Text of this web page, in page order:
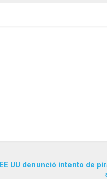
EE UU denunció intento de